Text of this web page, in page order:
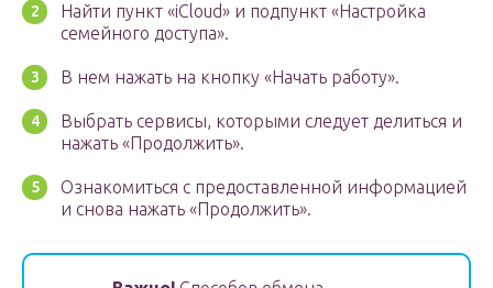
Найти пункт «iCloud» и подпункт «Настройка
семейного доступа».
В нем нажать на кнопку «Начать работу».
Выбрать сервисы, которыми следует делиться и
нажать «Продолжить».
Ознакомиться с предоставленной информацией
и снова нажать «Продолжить».